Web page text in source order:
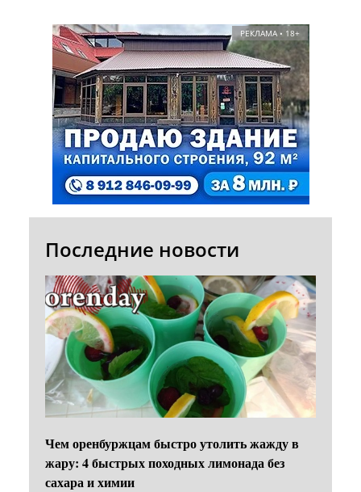
РЕКЛАМА • 18+
Последние новости
Чем оренбуржцам быстро утолить жажду в
жару: 4 быстрых походных лимонада без
сахара и химии